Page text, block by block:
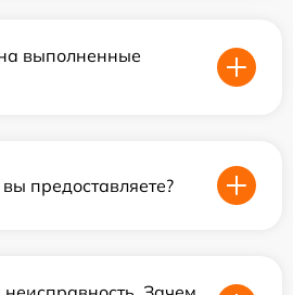
выполненные
предоставляете?